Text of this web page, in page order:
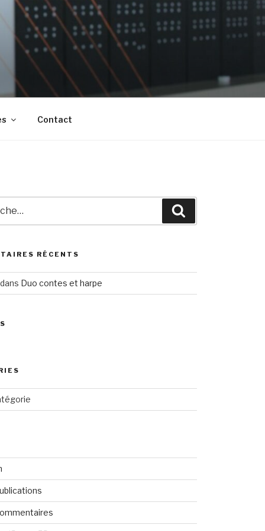
Contact
RÉCENTS
dans Duo contes et harpe